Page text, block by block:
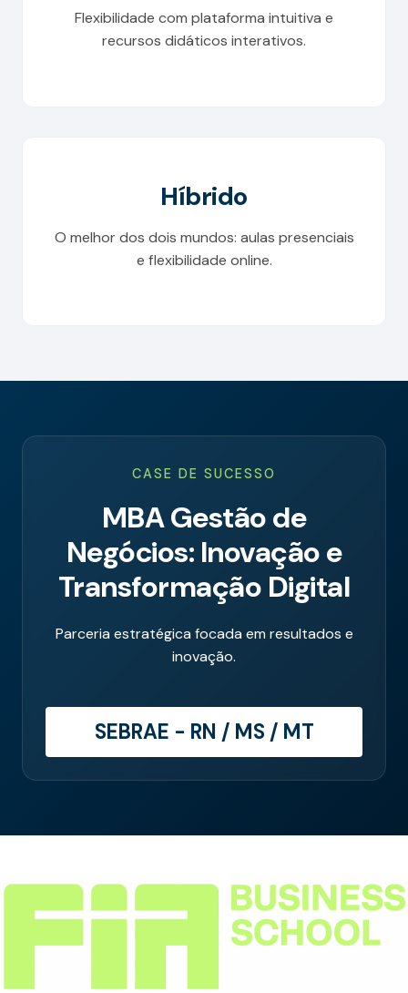
Flexibilidade com plataforma intuitiva e
recursos didáticos interativos.
Híbrido
O melhor dos dois mundos: aulas presenciais
e flexibilidade online.
CASE DE SUCESSO
MBA Gestão de
Negócios: Inovação e
Transformação Digital
Parceria estratégica focada em resultados e
inovação.
SEBRAE - RN / MS / MT